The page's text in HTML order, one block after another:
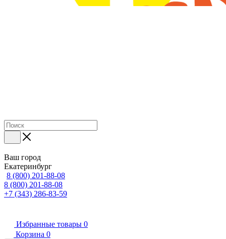
Ваш город
Екатеринбург
8 (800) 201-88-08
8 (800) 201-88-08
+7 (343) 286-83-59
Избранные товары 0
Корзина 0